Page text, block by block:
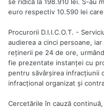
se ridică la 198.910 lei. S-au
euro respectiv 10.590 lei
Procurorii D.I.I.C.O.T. -
audierea a cinci persoane,
reţinerii pe 24 de ore,
fie prezentate instanţei cu
pentru săvârşirea infracţiunii
infracţional organizat şi
Cercetările în cauză